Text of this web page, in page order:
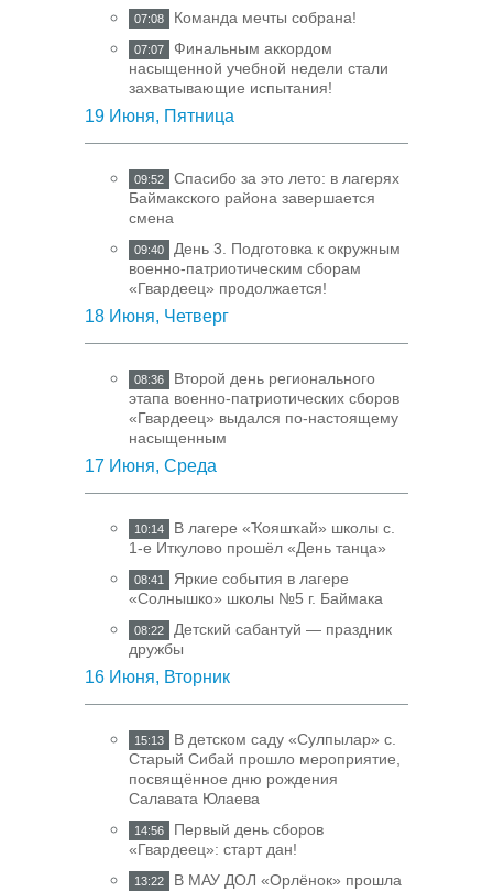
07:08 Команда мечты собрана!
07:07 Финальным аккордом
насыщенной учебной недели стали
захватывающие испытания!
19 Июня, Пятница
09:52 Спасибо за это лето: в лагерях
Баймакского района завершается
смена
09:40 День 3. Подготовка к окружным
военно-патриотическим сборам
«Гвардеец» продолжается!
18 Июня, Четверг
08:36 Второй день регионального
этапа военно-патриотических сборов
«Гвардеец» выдался по-настоящему
насыщенным
17 Июня, Среда
10:14 В лагере «Ҡояшҡай» школы с.
1-е Иткулово прошёл «День танца»
08:41 Яркие события в лагере
«Солнышко» школы №5 г. Баймака
08:22 Детский сабантуй — праздник
дружбы
16 Июня, Вторник
15:13 В детском саду «Сулпылар» с.
Старый Сибай прошло мероприятие,
посвящённое дню рождения
Салавата Юлаева
14:56 Первый день сборов
«Гвардеец»: старт дан!
13:22 В МАУ ДОЛ «Орлёнок» прошла